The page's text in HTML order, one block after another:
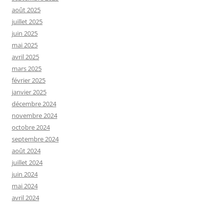
août 2025
juillet 2025
juin 2025
mai 2025
avril 2025
mars 2025
février 2025
janvier 2025
décembre 2024
novembre 2024
octobre 2024
septembre 2024
août 2024
juillet 2024
juin 2024
mai 2024
avril 2024